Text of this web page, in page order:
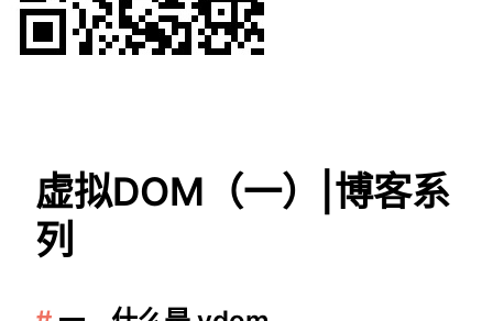
虚拟DOM（一）|博客系
列